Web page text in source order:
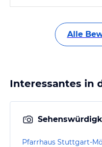
Alle
Interessantes in
Pfarrhaus Stuttgart-